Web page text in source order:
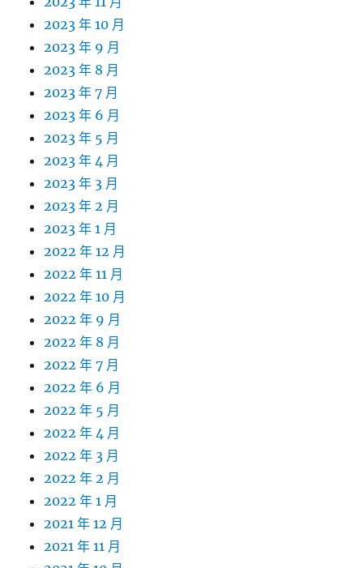
2023 年 10 月
2023 年 9 月
2023 年 8 月
2023 年 7 月
2023 年 6 月
2023 年 5 月
2023 年 4 月
2023 年 3 月
2023 年 2 月
2023 年 1 月
2022 年 12 月
2022 年 11 月
2022 年 10 月
2022 年 9 月
2022 年 8 月
2022 年 7 月
2022 年 6 月
2022 年 5 月
2022 年 4 月
2022 年 3 月
2022 年 2 月
2022 年 1 月
2021 年 12 月
2021 年 11 月